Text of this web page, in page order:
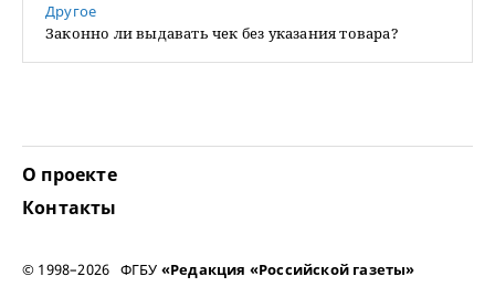
Другое
Законно ли выдавать чек без указания товара?
О проекте
Контакты
© 1998–2026 ФГБУ «Редакция «Российской газеты»